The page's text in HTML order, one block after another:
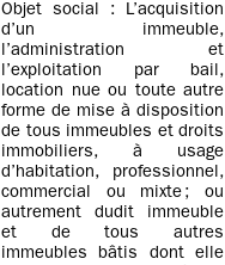
Objet social : L’acquisition
d’un immeuble,
l’administration et
l’exploitation par bail,
location nue ou toute autre
forme de mise à disposition
de tous immeubles et droits
immobiliers, à usage
d’habitation, professionnel,
commercial ou mixte ; ou
autrement dudit immeuble
et de tous autres
immeubles bâtis dont elle